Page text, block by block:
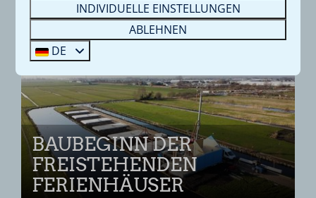
BAUFORTSCHRITT
BAUBEGINN DER
FREISTEHENDEN
FERIENHÄUSER
INDIVIDUELLE EINSTELLUNGEN
ABLEHNEN
DE